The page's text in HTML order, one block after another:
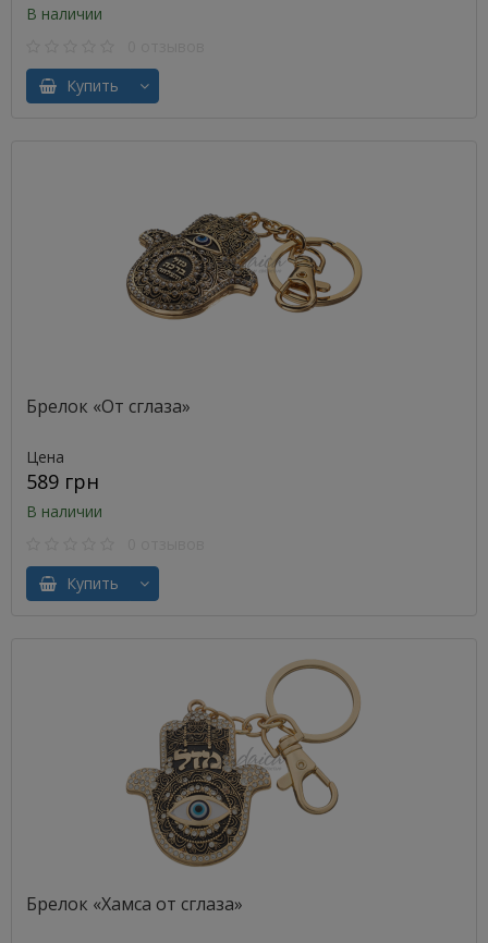
В наличии
Купить
Брелок «От сглаза»
Цена
589 грн
В наличии
Купить
Брелок «Хамса от сглаза»